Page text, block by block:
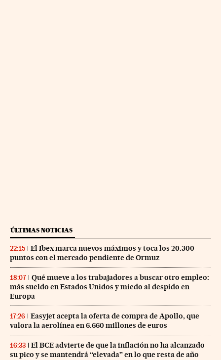
ÚLTIMAS NOTICIAS
22:15
El Ibex marca nuevos máximos y toca los 20.300
puntos con el mercado pendiente de Ormuz
18:07
Qué mueve a los trabajadores a buscar otro empleo:
más sueldo en Estados Unidos y miedo al despido en
Europa
17:26
Easyjet acepta la oferta de compra de Apollo, que
valora la aerolínea en 6.660 millones de euros
16:33
El BCE advierte de que la inflación no ha alcanzado
su pico y se mantendrá “elevada” en lo que resta de año